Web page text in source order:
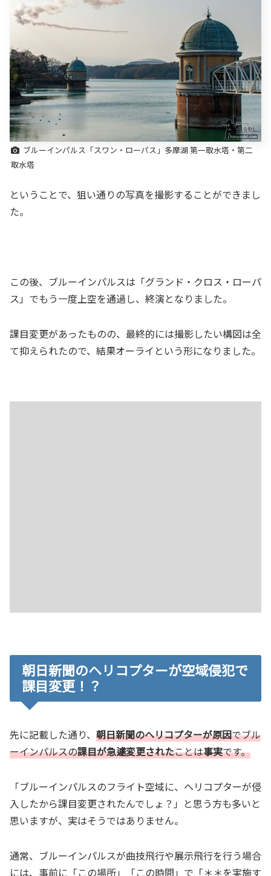
ブルーインパルス「スワン・ローパス」多摩湖 第一取水塔・第二
取水塔
ということで、狙い通りの写真を撮影することができまし
た。
この後、ブルーインパルスは「グランド・クロス・ローパ
ス」でもう一度上空を通過し、終演となりました。
課目変更があったものの、最終的には撮影したい構図は全
て抑えられたので、結果オーライという形になりました。
朝日新聞のヘリコプターが空域侵犯で
課目変更！？
先に記載した通り、 朝日新聞のヘリコプターが原因でブル
ーインパルスの課目が急遽変更されたことは事実です。
「ブルーインパルスのフライト空域に、ヘリコプターが侵
入したから課目変更されたんでしょ？」と思う方も多いと
思いますが、実はそうではありません。
通常、ブルーインパルスが曲技飛行や展示飛行を行う場合
には、事前に「この場所」「この時間」で「＊＊を実施す